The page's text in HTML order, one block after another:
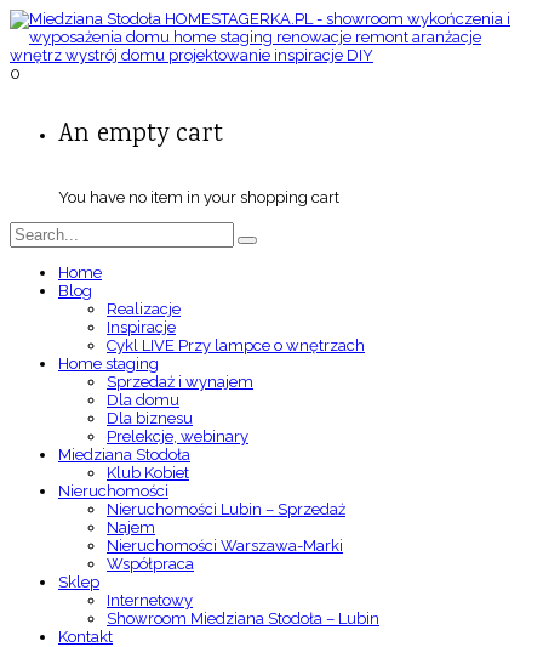
0
An empty cart
You have no item in your shopping cart
Home
Blog
Realizacje
Inspiracje
Cykl LIVE Przy lampce o wnętrzach
Home staging
Sprzedaż i wynajem
Dla domu
Dla biznesu
Prelekcje, webinary
Miedziana Stodoła
Klub Kobiet
Nieruchomości
Nieruchomości Lubin – Sprzedaż
Najem
Nieruchomości Warszawa-Marki
Współpraca
Sklep
Internetowy
Showroom Miedziana Stodoła – Lubin
Kontakt